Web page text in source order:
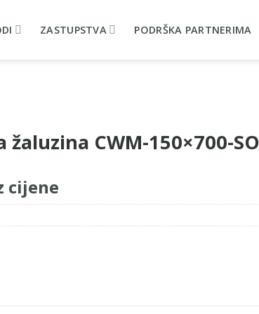
ZASTUPSTVA PODRŠKA PARTNERIMA
CWM-150×700-SO
cijene